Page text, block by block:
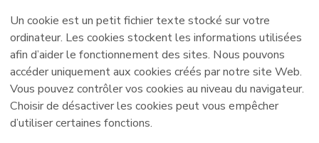
Un cookie est un petit fichier texte stocké sur votre
ordinateur. Les cookies stockent les informations utilisées
afin d’aider le fonctionnement des sites. Nous pouvons
accéder uniquement aux cookies créés par notre site Web.
Vous pouvez contrôler vos cookies au niveau du navigateur.
Choisir de désactiver les cookies peut vous empêcher
d’utiliser certaines fonctions.